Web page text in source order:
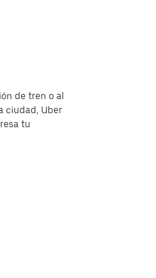
de tren o al
ciudad, Uber
tu